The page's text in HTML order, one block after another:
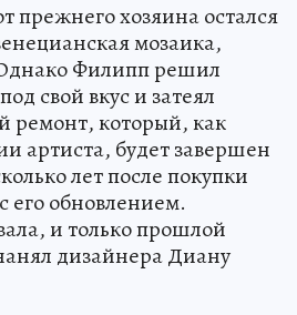
прежнего хозяина остался
мозаика,
Филипп решил
свой вкус и затеял
который, как
артиста, будет завершен
лет после покупки
его обновлением.
и только прошлой
дизайнера Диану